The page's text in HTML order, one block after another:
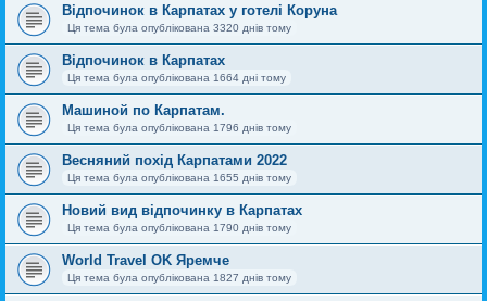
Відпочинок в Карпатах у готелі Коруна
Ця тема була опублікована 3320 днів тому
Відпочинок в Карпатах
Ця тема була опублікована 1664 дні тому
Машиной по Карпатам.
Ця тема була опублікована 1796 днів тому
Весняний похід Карпатами 2022
Ця тема була опублікована 1655 днів тому
Новий вид відпочинку в Карпатах
Ця тема була опублікована 1790 днів тому
World Travel OK Яремче
Ця тема була опублікована 1827 днів тому